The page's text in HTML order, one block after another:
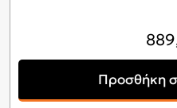
Προσθήκη